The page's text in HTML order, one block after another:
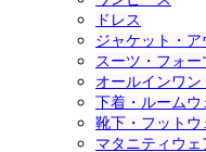
ドレス
ジャケット・ア
スーツ・フォー
オールインワ
下着・ルームウ
靴下・フットウ
マタニティウェ